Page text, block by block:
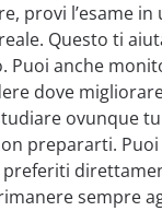
provi l’esame
Questo ti
Puoi anche
dove
ovunque tu
prepararti.
sempre